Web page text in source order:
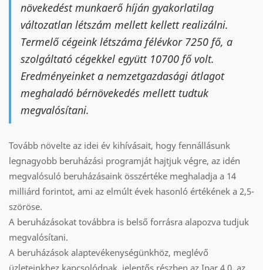
növekedést munkaerő híján gyakorlatilag
változatlan létszám mellett kellett realizálni.
Termelő cégeink létszáma félévkor 7250 fő, a
szolgáltató cégekkel együtt 10700 fő volt.
Eredményeinket a nemzetgazdasági átlagot
meghaladó bérnövekedés mellett tudtuk
megvalósítani.
Tovább növelte az idei év kihívásait, hogy fennállásunk
legnagyobb beruházási programját hajtjuk végre, az idén
megvalósuló beruházásaink összértéke meghaladja a 14
milliárd forintot, ami az elmúlt évek hasonló értékének a 2,5-
szöröse.
A beruházásokat továbbra is belső forrásra alapozva tudjuk
megvalósítani.
A beruházások alaptevékenységünkhöz, meglévő
üzleteinkhez kapcsolódnak, jelentős részben az Ipar 4.0, az